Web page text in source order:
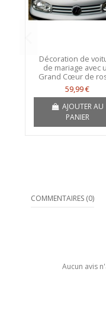
Décoration de
de mariage avec
Grand Cœur de
59,99 €
AJOUTER AU
PANIER
COMMENTAIRES (0)
Aucun avis